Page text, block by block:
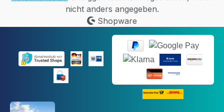
nicht anders angegeben.
Shopware